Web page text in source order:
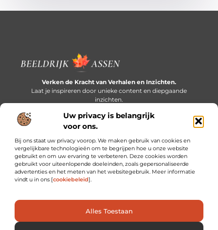
Uw privacy is belangrijk
voor ons.
Bij ons staat uw privacy voorop. We maken gebruik van cookies en
vergelijkbare technologieën om te begrijpen hoe u onze website
gebruikt en om uw ervaring te verbeteren. Deze cookies worden
gebruikt voor uiteenlopende doeleinden, zoals gepersonaliseerde
advertenties en het meten van het websitegebruik. Meer informatie
vindt u in ons [cookiebeleid].
Alles Toestaan
Verken de Kracht van Verhalen en Inzichten.
Laat je inspireren door unieke content en diepgaande
inzichten.
Bericht categorie
Onze informatie
Cookiebeleid (EU)